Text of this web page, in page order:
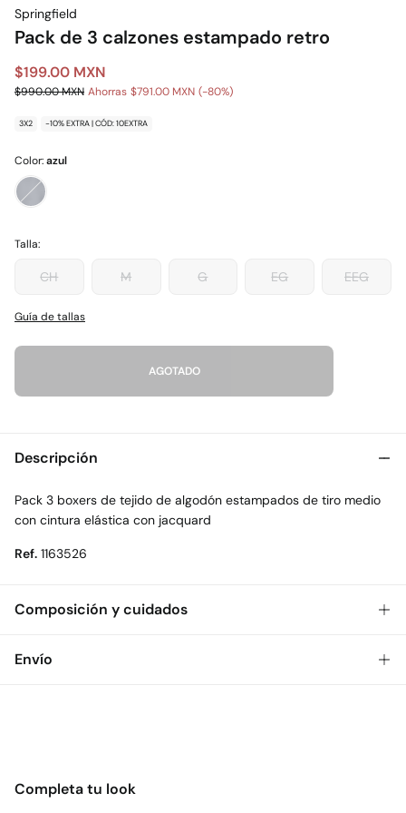
Springfield
Pack de 3 calzones estampado retro
$199.00 MXN
$990.00 MXN Ahorras $791.00 MXN 80
3X2 -10% EXTRA | CÓD: 10EXTRA
Color:azul
Talla:
CH M G EG EEG
Guía de tallas
AGOTADO
Descripción
Pack 3 boxers de tejido de algodón estampados de tiro medio
con cintura elástica con jacquard
Ref. 1163526
Composición y cuidados
Composición
Envío
CDMX y Área Metropolitana: 1-2 días.
Completa tu look